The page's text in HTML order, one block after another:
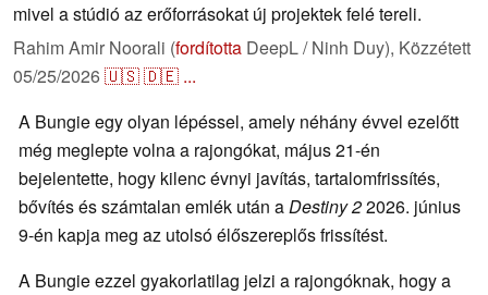
mivel a stúdió az erőforrásokat új projektek felé tereli.
Rahim Amir Noorali (fordította DeepL / Ninh Duy), Közzétett
05/25/2026🇺🇸🇩🇪 ...
A Bungie egy olyan lépéssel, amely néhány évvel ezelőtt
még meglepte volna a rajongókat, május 21-én
bejelentette, hogy kilenc évnyi javítás, tartalomfrissítés,
bővítés és számtalan emlék után aDestiny 22026. június
9-én kapja meg az utolsó élőszereplős frissítést.
A Bungie ezzel gyakorlatilag jelzi a rajongóknak, hogy a